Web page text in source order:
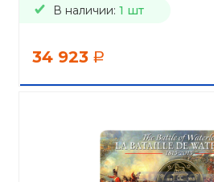
В наличии: 1 шт
34 923 a